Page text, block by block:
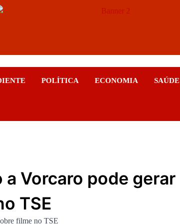
POLÍTICA ECONOMIA SAÚDE
Vorcaro pode gerar
TSE